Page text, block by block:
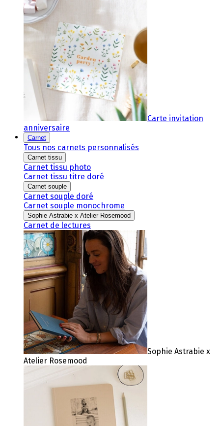
Carte invitation
anniversaire
Carnet
Tous nos carnets personnalisés
Carnet tissu
Carnet tissu photo
Carnet tissu titre doré
Carnet souple
Carnet souple doré
Carnet souple monochrome
Sophie Astrabie x Atelier Rosemood
Carnet de lectures
Sophie Astrabie x
Atelier Rosemood